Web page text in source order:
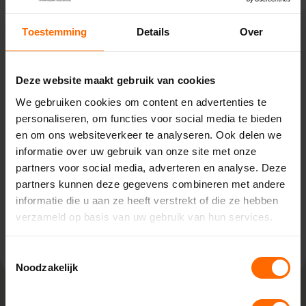
Toestemming Details Over
Deze website maakt gebruik van cookies
We gebruiken cookies om content en advertenties te
personaliseren, om functies voor social media te bieden
en om ons websiteverkeer te analyseren. Ook delen we
informatie over uw gebruik van onze site met onze
partners voor social media, adverteren en analyse. Deze
partners kunnen deze gegevens combineren met andere
informatie die u aan ze heeft verstrekt of die ze hebben
verzameld op basis van uw gebruik van hun services.
Noodzakelijk
Almelo – Witzand
7602 HR Almelo
0513335000
almelo@skodora.nl
Selecteren als mijn vestiging
Bekijk vestiging info